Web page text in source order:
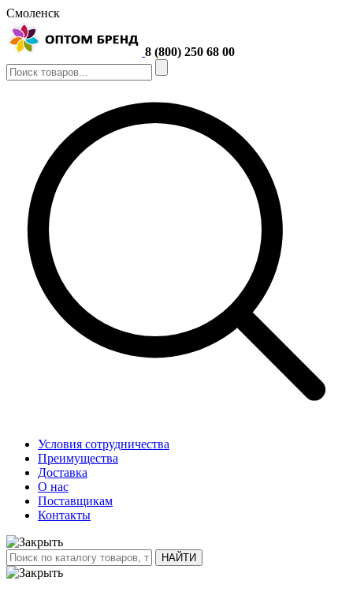
Смоленск
8 (800) 250 68 00
Условия сотрудничества
Преимущества
Доставка
О нас
Поставщикам
Контакты